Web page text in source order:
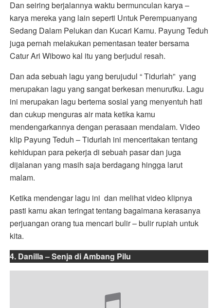
Dan seiring berjalannya waktu bermunculan karya –
karya mereka yang lain seperti Untuk Perempuanyang
Sedang Dalam Pelukan dan Kucari Kamu. Payung Teduh
juga pernah melakukan pementasan teater bersama
Catur Ari Wibowo kal itu yang berjudul resah.
Dan ada sebuah lagu yang berujudul “ Tidurlah” yang
merupakan lagu yang sangat berkesan menurutku. Lagu
ini merupakan lagu bertema sosial yang menyentuh hati
dan cukup menguras air mata ketika kamu
mendengarkannya dengan perasaan mendalam. Video
klip Payung Teduh – Tidurlah ini menceritakan tentang
kehidupan para pekerja di sebuah pasar dan juga
dijalanan yang masih saja berdagang hingga larut
malam.
Ketika mendengar lagu ini dan melihat video klipnya
pasti kamu akan teringat tentang bagaimana kerasanya
perjuangan orang tua mencari bulir – bulir rupiah untuk
kita.
4. Danilla– Senja di Ambang Pilu